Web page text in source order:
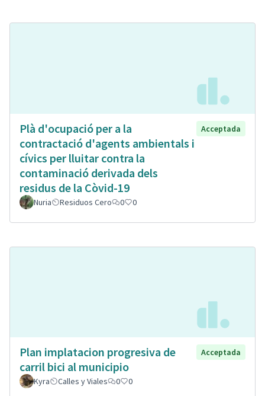
Plà d'ocupació per a la
contractació d'agents ambientals i
cívics per lluitar contra la
contaminació derivada dels
residus de la Còvid-19
Acceptada
Nuria Residuos Cero 0 0
Plan implatacion progresiva de
carril bici al municipio
Acceptada
Kyra Calles y Viales 0 0